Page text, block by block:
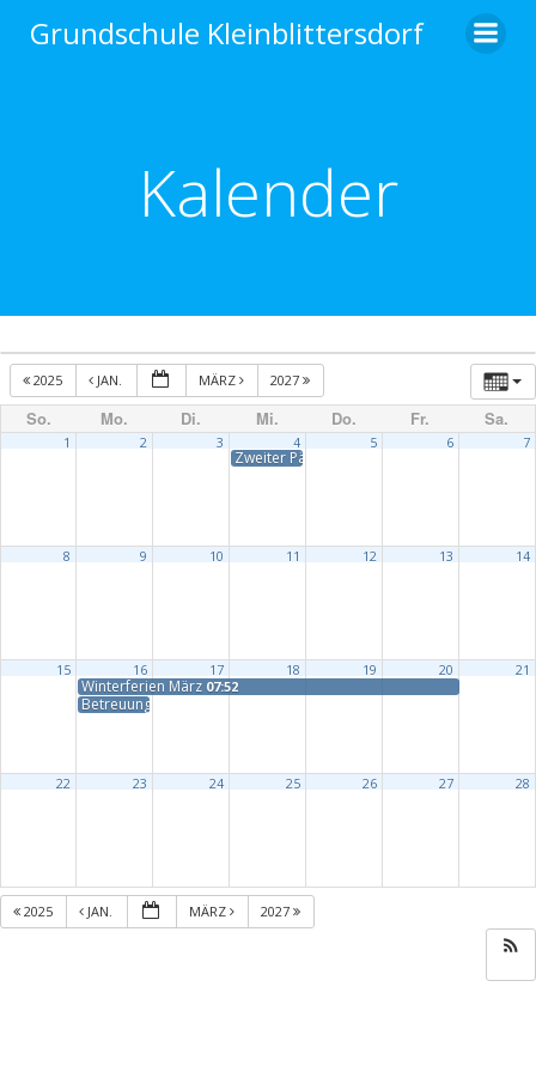
Inhalt
Grundschule Kleinblittersdorf
Kalender
2025 JAN. MÄRZ 2027
So. Mo. Di. Mi. Do. Fr. Sa.
1 2 3 4
Zweiter Pädagogischer Tag – unterrichtsfrei
5 6 7
8 9 10 11 12 13 14
15 16
Winterferien März 07:52
Betreuung geschlossen
17 18 19 20 21
22 23 24 25 26 27 28
2025 JAN. MÄRZ 2027